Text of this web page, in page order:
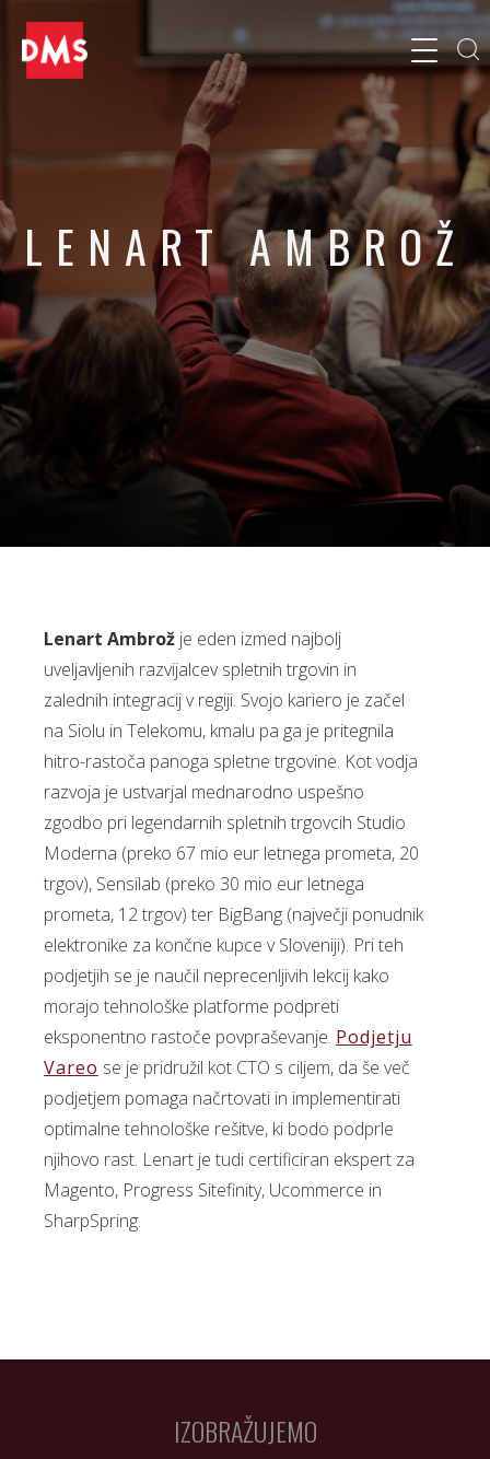
LENART AMBROŽ
Chief Technology Officer, Vareo d.o.o
Lenart Ambrož je eden izmed najbolj
uveljavljenih razvijalcev spletnih trgovin in
zalednih integracij v regiji. Svojo kariero je začel
na Siolu in Telekomu, kmalu pa ga je pritegnila
hitro-rastoča panoga spletne trgovine. Kot vodja
razvoja je ustvarjal mednarodno uspešno
zgodbo pri legendarnih spletnih trgovcih Studio
Moderna (preko 67 mio eur letnega prometa, 20
trgov), Sensilab (preko 30 mio eur letnega
prometa, 12 trgov) ter BigBang (največji ponudnik
elektronike za končne kupce v Sloveniji). Pri teh
podjetjih se je naučil neprecenljivih lekcij kako
morajo tehnološke platforme podpreti
eksponentno rastoče povpraševanje. Podjetju
Vareo se je pridružil kot CTO s ciljem, da še več
podjetjem pomaga načrtovati in implementirati
optimalne tehnološke rešitve, ki bodo podprle
njihovo rast. Lenart je tudi certificiran ekspert za
Magento, Progress Sitefinity, Ucommerce in
SharpSpring.
IZOBRAŽUJEMO